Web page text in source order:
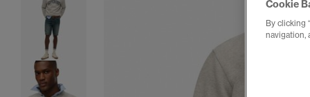
Cookie
By clicking
navigation,